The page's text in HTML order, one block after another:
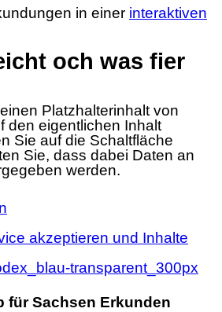
in einer interaktiven
och was fier
Platzhalterinhalt von
den eigentlichen Inhalt
Sie auf die Schaltfläche
Sie, dass dabei Daten an
werden.
akzeptieren und Inhalte
für Sachsen Erkunden